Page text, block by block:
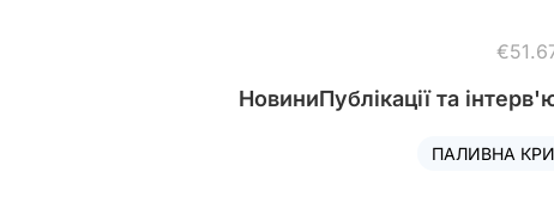
НовиниПублікації та
ПАЛИВНА